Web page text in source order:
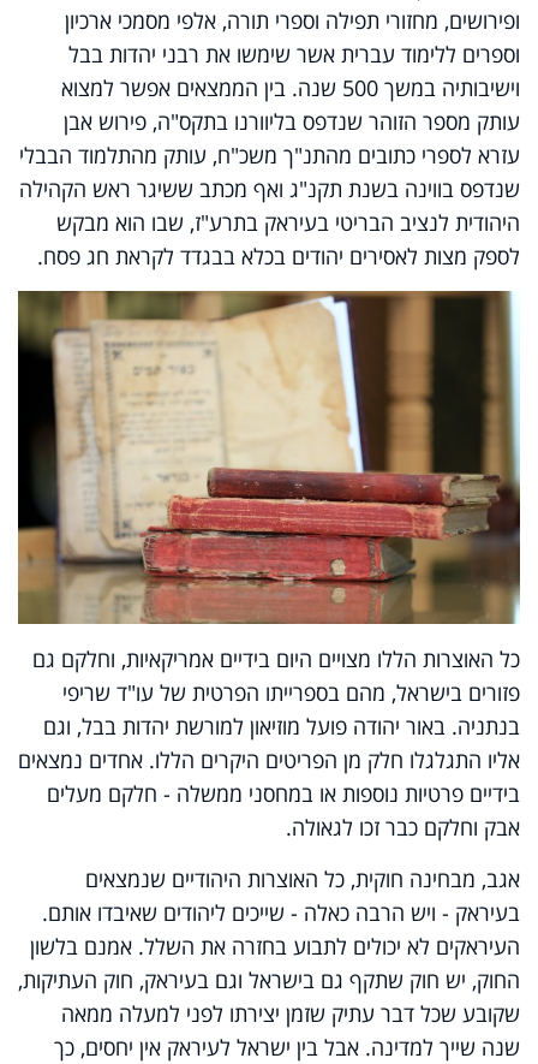
ופירושים, מחזורי תפילה וספרי תורה, אלפי מסמכי ארכיון
וספרים ללימוד עברית אשר שימשו את רבני יהדות בבל
וישיבותיה במשך 500 שנה. בין הממצאים אפשר למצוא
עותק מספר הזוהר שנדפס בליוורנו בתקס"ה, פירוש אבן
עזרא לספרי כתובים מהתנ"ך משכ"ח, עותק מהתלמוד הבבלי
שנדפס בווינה בשנת תקנ"ג ואף מכתב ששיגר ראש הקהילה
היהודית לנציב הבריטי בעיראק בתרע"ז, שבו הוא מבקש
לספק מצות לאסירים יהודים בכלא בבגדד לקראת חג פסח.
כל האוצרות הללו מצויים היום בידיים אמריקאיות, וחלקם גם
פזורים בישראל, מהם בספרייתו הפרטית של עו"ד שריפי
בנתניה. באור יהודה פועל מוזיאון למורשת יהדות בבל, וגם
אליו התגלגלו חלק מן הפריטים היקרים הללו. אחדים נמצאים
בידיים פרטיות נוספות או במחסני ממשלה - חלקם מעלים
אבק וחלקם כבר זכו לגאולה.
אגב, מבחינה חוקית, כל האוצרות היהודיים שנמצאים
בעיראק - ויש הרבה כאלה - שייכים ליהודים שאיבדו אותם.
העיראקים לא יכולים לתבוע בחזרה את השלל. אמנם בלשון
החוק, יש חוק שתקף גם בישראל וגם בעיראק, חוק העתיקות,
שקובע שכל דבר עתיק שזמן יצירתו לפני למעלה ממאה
שנה שייך למדינה. אבל בין ישראל לעיראק אין יחסים, כך